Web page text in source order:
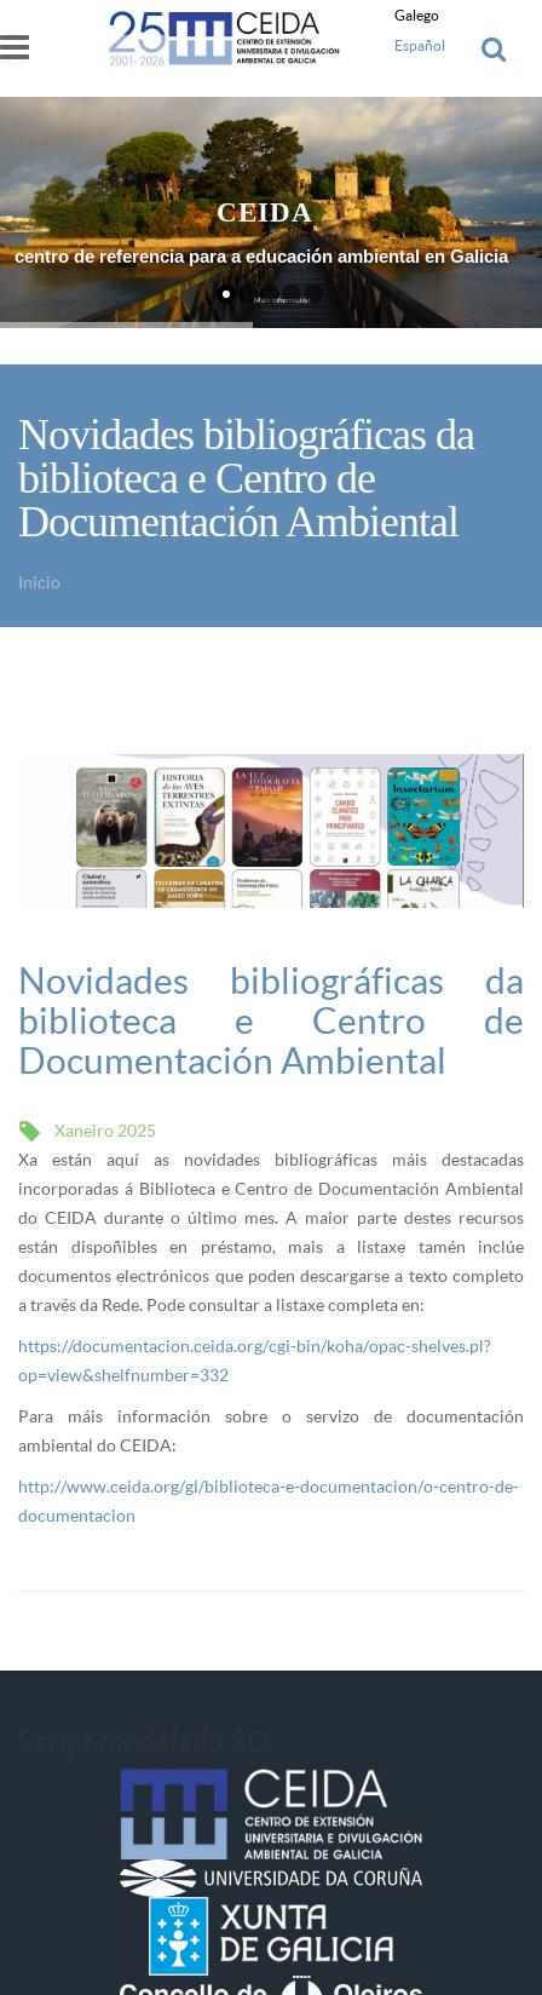
Ir o contido principal
Galego
Español
centro de referencia para a educación ambiental en Galicia
Máis Información
CEIDA
Novidades bibliográficas da
biblioteca e Centro de
Documentación Ambiental
Inicio
Novidades bibliográficas da
biblioteca e Centro de
Documentación Ambiental
Xaneiro 2025
Xa están aquí as novidades bibliográficas máis destacadas
incorporadas á Biblioteca e Centro de Documentación Ambiental
do CEIDA durante o último mes. A maior parte destes recursos
están dispoñibles en préstamo, mais a listaxe tamén inclúe
documentos electrónicos que poden descargarse a texto completo
a través da Rede. Pode consultar a listaxe completa en:
https://documentacion.ceida.org/cgi-bin/koha/opac-shelves.pl?
op=view&shelfnumber=332
Para máis información sobre o servizo de documentación
ambiental do CEIDA:
http://www.ceida.org/gl/biblioteca-e-documentacion/o-centro-de-
documentacion